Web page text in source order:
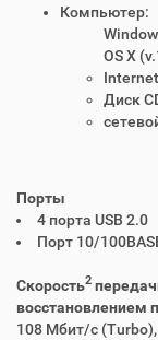
Компьютер:
OS X
Диск
Порты
4 порта USB 2.0
Порт 10/
Скорость2
восстановлением
108 Мбит/с